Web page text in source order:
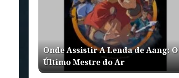
Onde Assistir A Lenda de Aang: O
Último Mestre do Ar